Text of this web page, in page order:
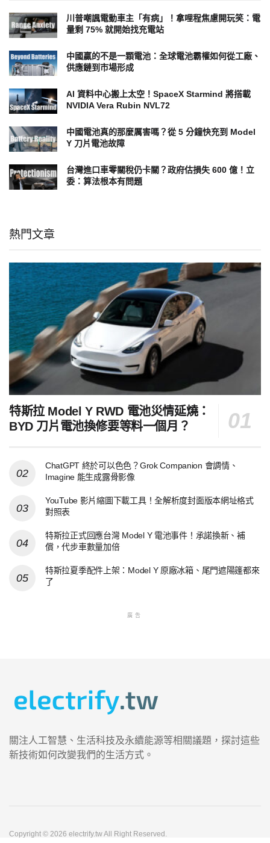
川普嘲諷電動車主「有病」！拿哩程焦慮開玩笑：電
量剩 75% 就開始找充電站
中國贏的不是一顆電池：全球電池霸權如何從工廠、
供應鏈到市場形成
AI 資料中心搬上太空！SpaceX Starmind 將搭載
NVIDIA Vera Rubin NVL72
中國電池真的那麼厲害嗎？從 5 分鐘快充到 Model
Y 刀片電池故障
台灣進口車零關稅仍卡關？政府估損失 600 億！立
委：算法根本有問題
熱門文章
特斯拉 Model Y RWD 電池災情延燒：
BYD 刀片電池換修要等料一個月？
ChatGPT 終於可以色色？Grok Companion 會調情、
Imagine 能生成露骨影像
YouTube 影片縮圖下載工具！全解析度封面版本網址格式
對照表
特斯拉正式回應台灣 Model Y 電池事件！承諾換新、補
償，代步車數量加倍
特斯拉夏季配件上架：Model Y 原廠冰箱、尾門遮陽篷都來
了
廣告
關注人工智慧、生活科技及永續能源等相關議題，探討這些
新技術如何改變我們的生活方式。
Copyright © 2026 electrify.tw All Right Reserved.